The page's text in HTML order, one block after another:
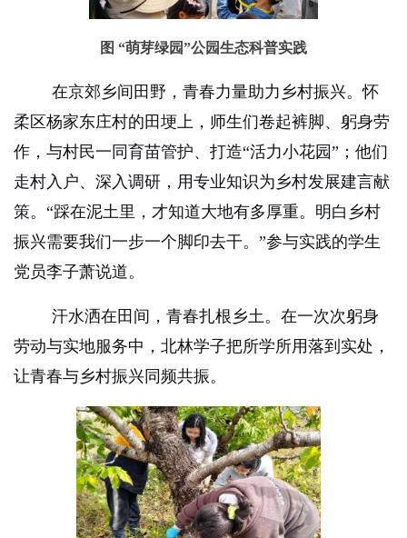
图 “萌芽绿园”公园生态科普实践
在京郊乡间田野，青春力量助力乡村振兴。怀
柔区杨家东庄村的田埂上，师生们卷起裤脚、躬身劳
作，与村民一同育苗管护、打造“活力小花园”；他们
走村入户、深入调研，用专业知识为乡村发展建言献
策。“踩在泥土里，才知道大地有多厚重。明白乡村
振兴需要我们一步一个脚印去干。”参与实践的学生
党员李子萧说道。
汗水洒在田间，青春扎根乡土。在一次次躬身
劳动与实地服务中，北林学子把所学所用落到实处，
让青春与乡村振兴同频共振。